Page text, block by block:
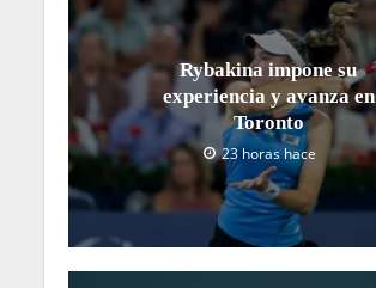
Rybakina impone su
experiencia y avanza en
Toronto
23 horas hace